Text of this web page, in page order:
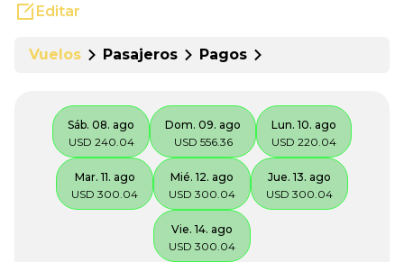
Editar
Vuelos Pasajeros Pagos
Sáb. 08. ago
USD 240.04
Dom. 09. ago
USD 556.36
Lun. 10. ago
USD 220.04
Mar. 11. ago
USD 300.04
Mié. 12. ago
USD 300.04
Jue. 13. ago
USD 300.04
Vie. 14. ago
USD 300.04